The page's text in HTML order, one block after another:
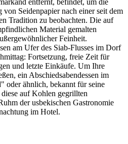
entfernt, befindet, um die
Seidenpapier nach einer seit dem
Tradition zu beobachten. Die auf
Material gemalten
Feinheit.
am Ufer des Siab-Flusses im Dorf
Fortsetzung, freie Zeit für
und letzte Einkäufe. Um Ihre
ein Abschiedsabendessen im
oder ähnlich, bekannt für seine
auf Kohlen gegrillten
der usbekischen Gastronomie
im Hotel.